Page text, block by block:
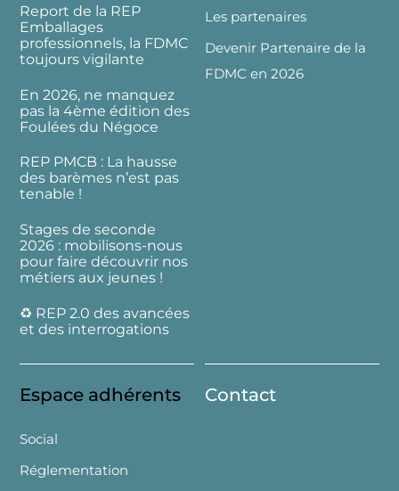
Report de la REP
Emballages
professionnels, la FDMC
toujours vigilante
En 2026, ne manquez
pas la 4ème édition des
Foulées du Négoce
REP PMCB : La hausse
des barèmes n’est pas
tenable !
Stages de seconde
2026 : mobilisons-nous
pour faire découvrir nos
métiers aux jeunes !
♻️ REP 2.0 des avancées
et des interrogations
Les partenaires
Devenir Partenaire de la
FDMC en 2026
Espace adhérents
Social
Réglementation
Contact